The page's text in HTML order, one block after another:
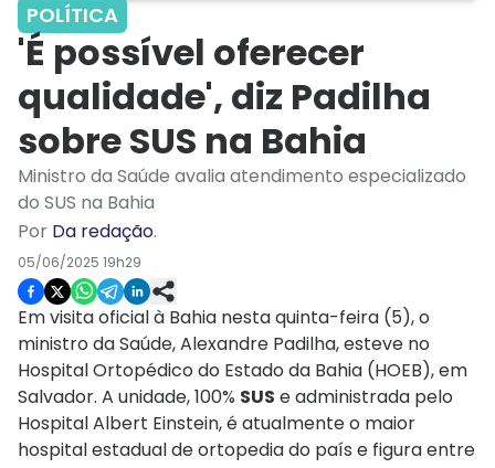
POLÍTICA
'É possível oferecer
qualidade', diz Padilha
sobre SUS na Bahia
Ministro da Saúde avalia atendimento especializado
do SUS na Bahia
Por Da redação.
05/06/2025 19h29
Em visita oficial à Bahia nesta quinta-feira (5), o
ministro da Saúde, Alexandre Padilha, esteve no
Hospital Ortopédico do Estado da Bahia (HOEB), em
Salvador. A unidade, 100% SUS e administrada pelo
Hospital Albert Einstein, é atualmente o maior
hospital estadual de ortopedia do país e figura entre